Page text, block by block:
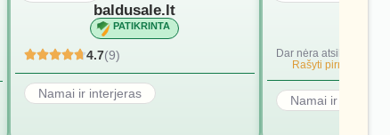
baldusale.lt
PATIKRINTA
4.7(9)
Namai ir interjeras
Dar nėra atsiliepimų.
Rašyti pirmąjį.
Namai ir